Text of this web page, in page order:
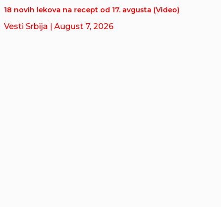
18 novih lekova na recept od 17. avgusta (Video)
Vesti Srbija | August 7, 2026